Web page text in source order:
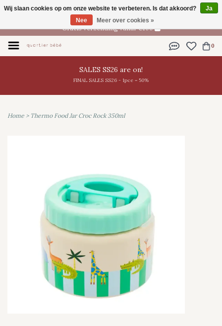
NL
Gratis verzending vanaf €100
0
SALES SS26 are on!
FINAL SALES SS26 - 1pce = 50%
Home > Thermo Food Jar Croc Rock 350ml
Wij slaan cookies op om onze website te verbeteren. Is dat akkoord?
Ja
Nee
Meer over cookies »